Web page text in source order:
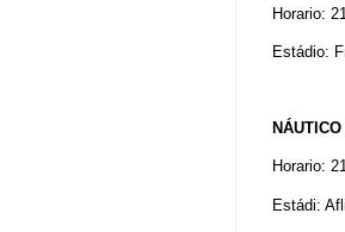
Horario:
Estádio:
Horario:
Estádi: